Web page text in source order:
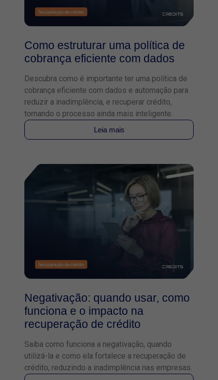
Como estruturar uma política de
cobrança eficiente com dados
Descubra como é importante ter uma política de
cobrança eficiente com dados e automação para
reduzir a inadimplência, e recuperar crédito,
tornando o processo ainda mais inteligente.
Leia mais
Negativação: quando usar, como
funciona e o impacto na
recuperação de crédito
Saiba como funciona a negativação, quando
utilizá-la e como ela fortalece a recuperação de
crédito, reduzindo a inadimplência nas empresas.